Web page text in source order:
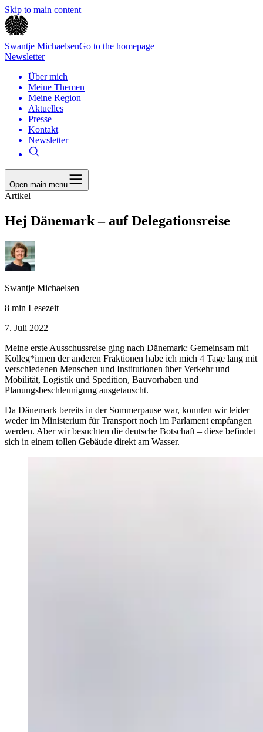
Skip to main content
Swantje MichaelsenGo to the homepage
Newsletter
Über mich
Meine Themen
Meine Region
Aktuelles
Presse
Kontakt
Newsletter
Open main menu
Artikel
Hej Dänemark – auf Delegationsreise
Swantje Michaelsen
8 min Lesezeit
7. Juli 2022
Meine erste Ausschussreise ging nach Dänemark: Gemeinsam mit
Kolleg*innen der anderen Fraktionen habe ich mich 4 Tage lang mit
verschiedenen Menschen und Institutionen über Verkehr und
Mobilität, Logistik und Spedition, Bauvorhaben und
Planungsbeschleunigung ausgetauscht.
Da Dänemark bereits in der Sommerpause war, konnten wir leider
weder im Ministerium für Transport noch im Parlament empfangen
werden. Aber wir besuchten die deutsche Botschaft – diese befindet
sich in einem tollen Gebäude direkt am Wasser.